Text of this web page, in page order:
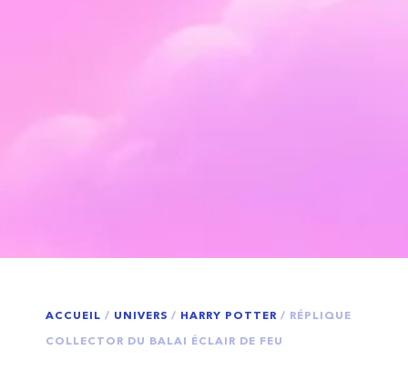
ACCUEIL / UNIVERS / HARRY POTTER / RÉPLIQUE
COLLECTOR DU BALAI ÉCLAIR DE FEU